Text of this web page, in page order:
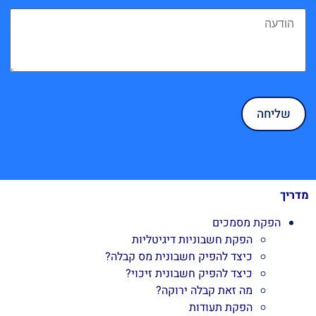
מדריך
הפקת מסמכים
הפקת חשבוניות דיגיטליות
כיצד להפיק חשבונית מס קבלה?
כיצד להפיק חשבונית זיכוי?
מה זאת קבלה ירוקה?
הפקת תעודות